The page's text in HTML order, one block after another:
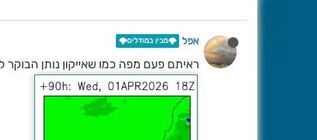
אפל 🌩️מבין במודלים🌩️
ראיתם פעם מפה כמו שאייקון נותן הבוקר